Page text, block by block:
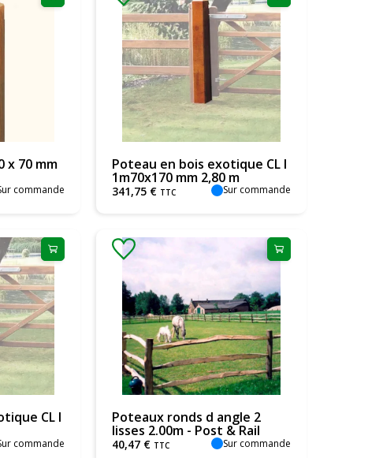
x 70 mm
commande
Poteau en bois exotique CL I
1m70x170 mm 2,80 m
341,75 € TTC Sur commande
CL I
commande
Poteaux ronds d angle 2
lisses 2.00m - Post & Rail
40,47 € TTC Sur commande